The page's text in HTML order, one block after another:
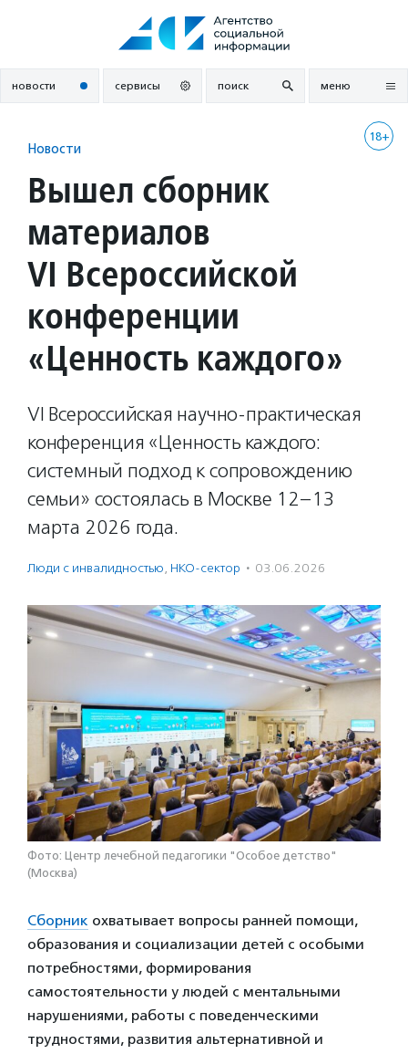
новости сервисы поиск меню
18+
Новости
Вышел сборник
материалов
VI Всероссийской
конференции
«Ценность каждого»
VI Всероссийская научно-практическая
конференция «Ценность каждого:
системный подход к сопровождению
семьи» состоялась в Москве 12–13
марта 2026 года.
Люди с инвалидностью, НКО-сектор · 03.06.2026
Фото: Центр лечебной педагогики "Особое детство"
(Москва)
Сборник охватывает вопросы ранней помощи,
образования и социализации детей с особыми
потребностями, формирования
самостоятельности у людей с ментальными
нарушениями, работы с поведенческими
трудностями, развития альтернативной и